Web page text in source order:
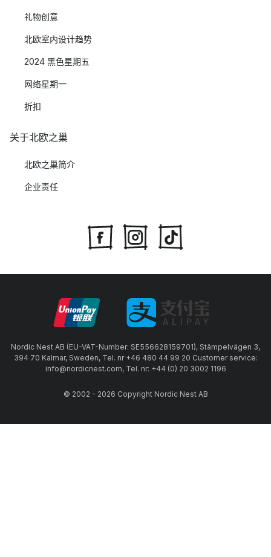
礼物创意
北欧室内设计趋势
2024 黑色星期五
网络星期一
折扣
关于北欧之巢
北欧之巢简介
企业责任
Nordic Nest AB (EU-VAT-Number: SE556628159701), Stämpelvägen 3,
394 70 Kalmar, Sweden, Tel. nr +46 480 44 99 20 Customer service:
info@nordicnest.com, Tel. nr: +44 (0) 20 3002 1196
© 2002 - 2026 Copyright Nordic Nest AB